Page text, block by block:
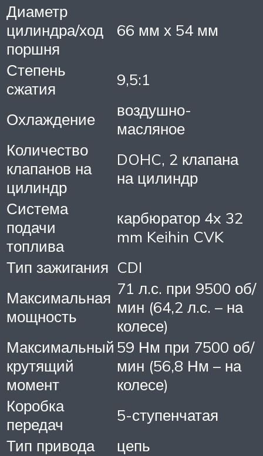
Диаметр
цилиндра/ход
поршня
66 мм х 54 мм
Степень
сжатия
9,5:1
Охлаждение
воздушно-
масляное
Количество
клапанов на
цилиндр
DOHC, 2 клапана
на цилиндр
Система
подачи
топлива
карбюратор 4x 32
mm Keihin CVK
Тип зажигания CDI
Максимальная
мощность
71 л.с. при 9500 об/
мин (64,2 л.с. – на
колесе)
Максимальный
крутящий
момент
59 Нм при 7500 об/
мин (56,8 Нм – на
колесе)
Коробка
передач
5-ступенчатая
Тип привода
цепь